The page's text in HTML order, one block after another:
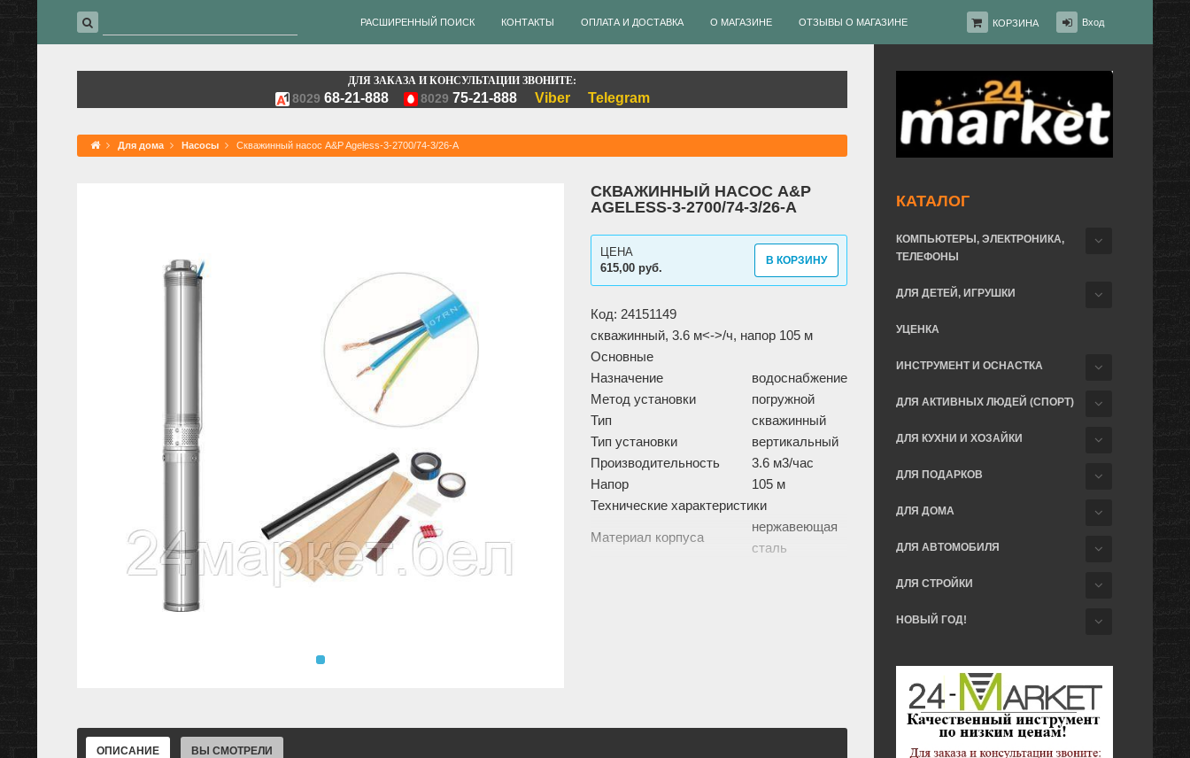
КОРЗИНА Вход
РАСШИРЕННЫЙ ПОИСК КОНТАКТЫ ОПЛАТА И ДОСТАВКА О МАГАЗИНЕ ОТЗЫВЫ О МАГАЗИНЕ
КАТАЛОГ
КОМПЬЮТЕРЫ, ЭЛЕКТРОНИКА,
ТЕЛЕФОНЫ
ДЛЯ ДЕТЕЙ, ИГРУШКИ
УЦЕНКА
ИНСТРУМЕНТ И ОСНАСТКА
ДЛЯ АКТИВНЫХ ЛЮДЕЙ (СПОРТ)
ДЛЯ КУХНИ И ХОЗАЙКИ
ДЛЯ ПОДАРКОВ
ДЛЯ ДОМА
ДЛЯ АВТОМОБИЛЯ
ДЛЯ СТРОЙКИ
НОВЫЙ ГОД!
ДЛЯ ЗАКАЗА И КОНСУЛЬТАЦИИ ЗВОНИТЕ:
8029 68-21-888 8029 75-21-888 Viber Telegram
Для дома Насосы Скважинный насос A&P Ageless-3-2700/74-3/26-A
СКВАЖИННЫЙ НАСОС A&P
AGELESS-3-2700/74-3/26-A
615,00 руб.
ЦЕНА
В КОРЗИНУ
Код: 24151149
скважинный, 3.6 м<->/ч, напор 105 м
Основные
Назначение
водоснабжение
Метод установки
погружной
Тип
скважинный
Тип установки
вертикальный
Производительность
3.6 м3/час
Напор
105 м
Технические характеристики
Материал корпуса
нержавеющая
сталь
ОПИСАНИЕ ВЫ СМОТРЕЛИ